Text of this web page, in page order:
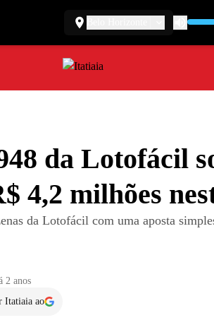
da Lotofácil
4,2 milhões
da Lotofácil com uma aposta
2 anos
Itatiaia ao